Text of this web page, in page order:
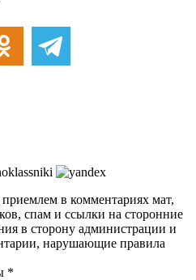
в комментариях мат,
спам и ссылки на сторонние
в сторону администрации и
нарушающие правила
*